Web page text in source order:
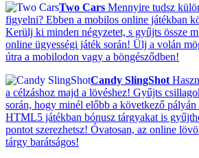
Two Cars Mennyire tudsz
figyelni? Ebben a mobilos online játékban
Kerülj ki minden négyzetet, s gyűjts össze
online ügyességi játék során! Ülj a volán
útra a mobilodon vagy a böngésződben!
Candy SlingShot
a célzáshoz majd a lövéshez! Gyűjts
során, hogy minél előbb a következő
HTML5 játékban bónusz tárgyakat is
pontot szerezhetsz! Óvatosan, az online
tárgy barátságos!